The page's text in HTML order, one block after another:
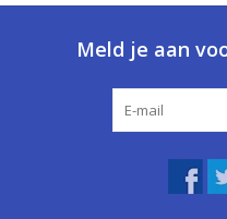
Meld je aan